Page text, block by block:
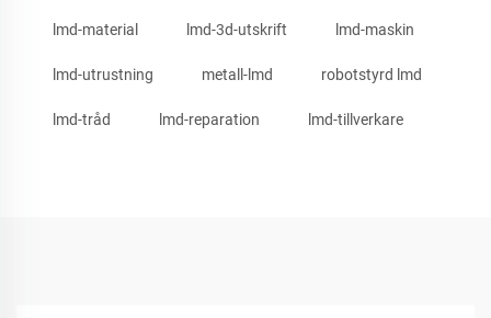
lmd-material lmd-3d-utskrift lmd-maskin
lmd-utrustning metall-lmd robotstyrd lmd
lmd-tråd lmd-reparation lmd-tillverkare